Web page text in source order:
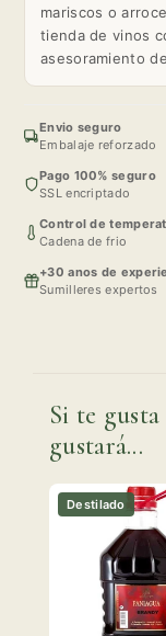
mariscos o
tienda de vinos
asesoramiento
Envio seguro
Embalaje reforzado
Pago 100% seguro
SSL encriptado
Control de
Cadena de frio
+30 anos de
Sumilleres expertos
Si te
gustará...
Destilado